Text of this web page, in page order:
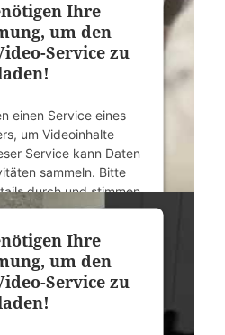
Consent
Platform&eRecht24
Ihre
um den
Service zu
einen Service eines
um Videoinhalte
Service kann Daten
sammeln. Bitte
durch und stimmen
des Service zu, um
Ihre
um den
Service zu